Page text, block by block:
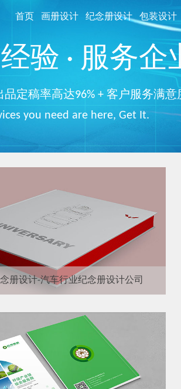
首页 画册设计 纪念册设计 包装设计
验 · 服务企
定稿率高达96% + 客户服务满意
you need are here, Get It.
册设计-汽车行业纪念册设计公司